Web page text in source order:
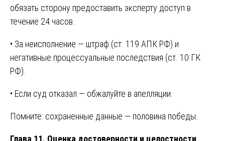
обязать сторону предоставить эксперту доступ в
течение 24 часов.
• За неисполнение — штраф (ст. 119 АПК РФ) и
негативные процессуальные последствия (ст. 10 ГК
РФ).
• Если суд отказал — обжалуйте в апелляции.
Помните: сохраненные данные — половина победы.
Глава 11. Оценка достоверности и целостности